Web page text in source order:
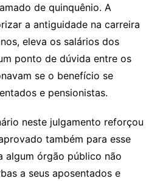
de quinquênio. A
a antiguidade na carreira
eleva os salários dos
ponto de dúvida entre os
se o benefício se
e pensionistas.
neste julgamento reforçou
também para esse
algum órgão público não
a seus aposentados e